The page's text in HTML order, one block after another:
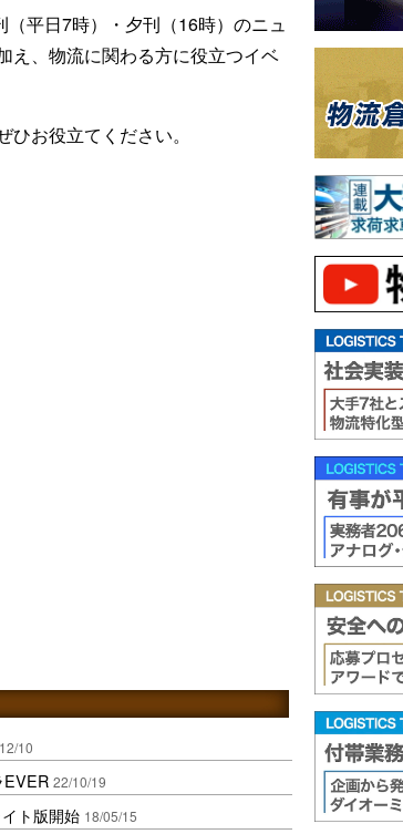
平日7時）・夕刊（16時）のニュ
え、物流に関わる方に役立つイベ
お役立てください。
10
EVER 22/10/19
ト版開始 18/05/15